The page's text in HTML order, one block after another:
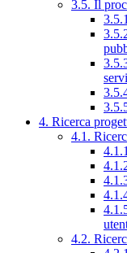
3.5. Il
4. Ricerca
4.1.
4.2.